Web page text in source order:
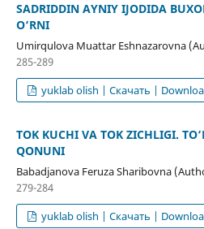
SADRIDDIN AYNIY IJODIDA
O‘RNI
Umirqulova Muattar Eshnazarovna
285-289
yuklab olish | Скачать |
TOK KUCHI VA TOK ZICHLIGI.
QONUNI
Babadjanova Feruza Sharibovna
279-284
yuklab olish | Скачать |